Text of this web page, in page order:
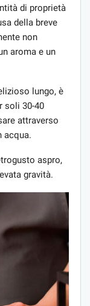
di proprietà
della breve
non
aroma e un
lungo, è
soli 30-40
attraverso
acqua.
aspro,
gravità.